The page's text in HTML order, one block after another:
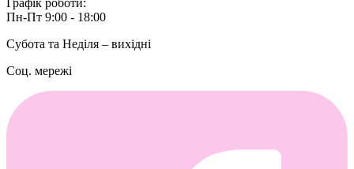
Пн-Пт 9:00 - 18:00
Субота та Неділя – вихідні
Соц. мережі